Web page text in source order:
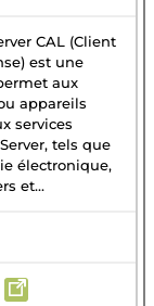
CAL (Client
est une
aux
appareils
services
tels que
électronique,
et...